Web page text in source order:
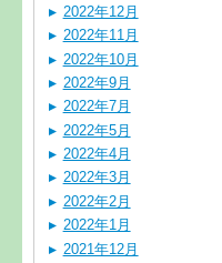
2022年12月
2022年11月
2022年10月
2022年9月
2022年7月
2022年5月
2022年4月
2022年3月
2022年2月
2022年1月
2021年12月